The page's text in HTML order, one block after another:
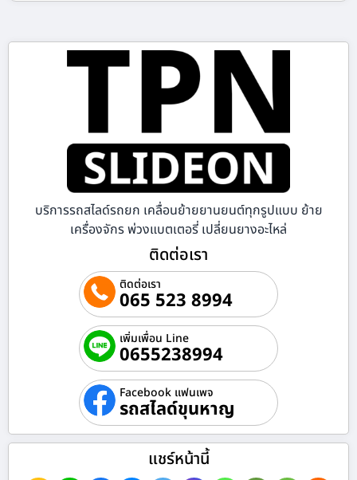
บริการรถสไลด์รถยก เคลื่อนย้ายยานยนต์ทุกรูปแบบ ย้าย
เครื่องจักร พ่วงแบตเตอรี่ เปลี่ยนยางอะไหล่
ติดต่อเรา
ติดต่อเรา
065 523 8994
เพิ่มเพื่อน Line
0655238994
Facebook แฟนเพจ
รถสไลด์ขุนหาญ
แชร์หน้านี้